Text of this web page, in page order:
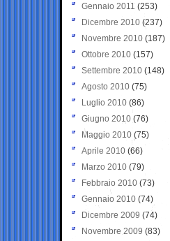
Gennaio 2011 (253)
Dicembre 2010 (237)
Novembre 2010 (187)
Ottobre 2010 (157)
Settembre 2010 (148)
Agosto 2010 (75)
Luglio 2010 (86)
Giugno 2010 (76)
Maggio 2010 (75)
Aprile 2010 (66)
Marzo 2010 (79)
Febbraio 2010 (73)
Gennaio 2010 (74)
Dicembre 2009 (74)
Novembre 2009 (83)